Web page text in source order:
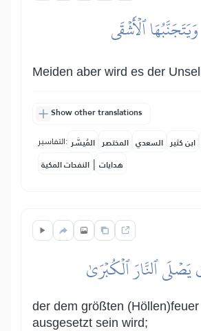
وَيَتَجَنَّبُهَا ٱلۡأَشۡقَى
Meiden aber wird es der
Show other translations
التفاسير: المُيسَّر المختصر السعدي ابن كثير
النفحات المكية | هدايات
يَصۡلَى ٱلنَّارَ ٱلۡكُبۡرَىٰ
der dem größten (Höllen)feuer
ausgesetzt sein wird;